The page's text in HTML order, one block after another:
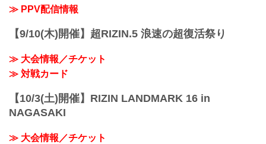
≫ PPV配信情報
【9/10(木)開催】超RIZIN.5 浪速の超復活祭り
≫ 大会情報／チケット
≫ 対戦カード
【10/3(土)開催】RIZIN LANDMARK 16 in
NAGASAKI
≫ 大会情報／チケット